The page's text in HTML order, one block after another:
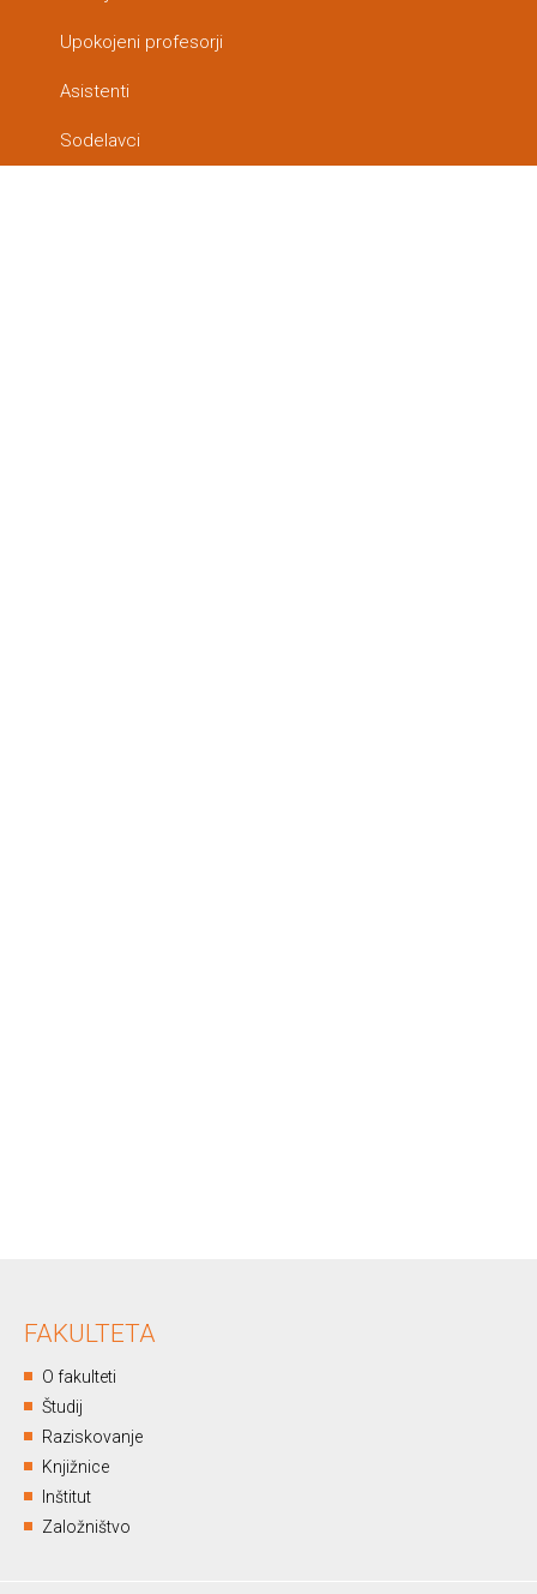
Upokojeni profesorji
Asistenti
Sodelavci
FAKULTETA
O fakulteti
Študij
Raziskovanje
Knjižnice
Inštitut
Založništvo